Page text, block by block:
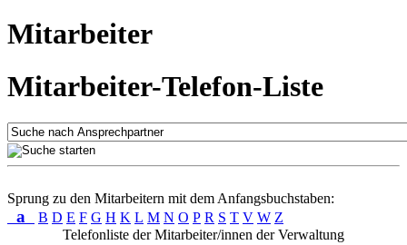
Mitarbeiter
Mitarbeiter-Telefon-Liste
Sprung zu den Mitarbeitern mit dem Anfangsbuchstaben:
a B D E F G H K L M N O P R S T V W Z
Telefonliste der Mitarbeiter/innen der Verwaltung